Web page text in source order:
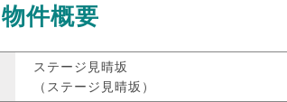
物件概要
ステージ見晴坂
（ステージ見晴坂）